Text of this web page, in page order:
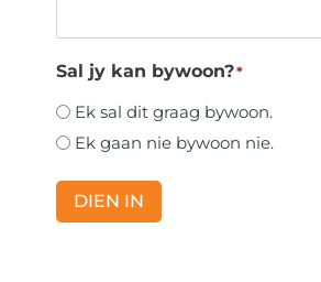
Sal jy kan bywoon?*
Ek sal dit graag bywoon.
Ek gaan nie bywoon nie.
DIEN IN